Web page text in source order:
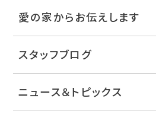
愛の家からお伝えします
スタッフブログ
ニュース＆トピックス